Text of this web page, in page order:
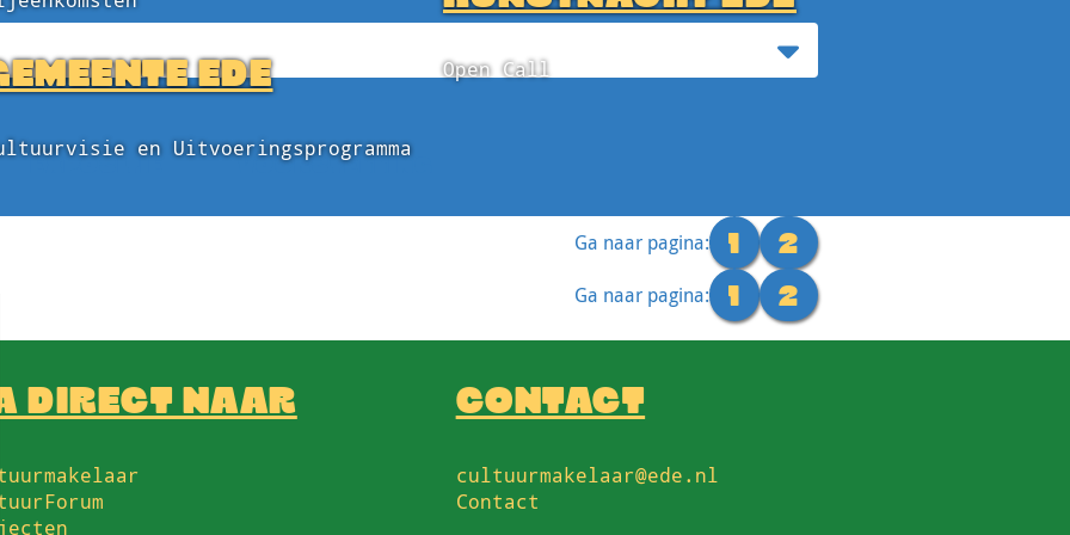
EDE
en Uitvoeringsprogramma
Open Call
EXPOSITIE VOORSTELLING
Ga naar pagina: 1 2
Ga naar pagina: 1 2
DIRECT NAAR CONTACT
cultuurmakelaar@ede.nl
Contact